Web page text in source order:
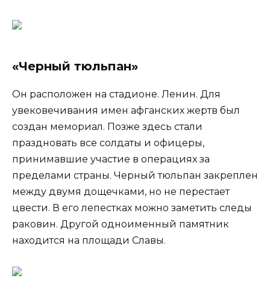
«Черный тюльпан»
Он расположен на стадионе. Ленин. Для
увековечивания имен афганских жертв был
создан мемориал. Позже здесь стали
праздновать все солдаты и офицеры,
принимавшие участие в операциях за
пределами страны. Черный тюльпан закреплен
между двумя дощечками, но не перестает
цвести. В его лепестках можно заметить следы
раковин. Другой одноименный памятник
находится на площади Славы.